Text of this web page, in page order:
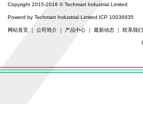
Copyright 2015-2016 © Techmart Industrial Limited
Powerd by Techmart Industrial Limited ICP 10036835
网站首页 公司简介 产品中心 最新动态 联系我们